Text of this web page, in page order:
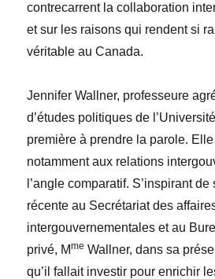
contrecarrent la collaboration
et sur les raisons qui rendent si
véritable au Canada.
Jennifer Wallner, professeure
d’études politiques de
première à prendre la parole. Elle
notamment aux relations
l’angle comparatif. S’inspirant
récente au Secrétariat des
intergouvernementales et au
privé, Mme Wallner, dans sa
qu’il fallait investir pour enrichir